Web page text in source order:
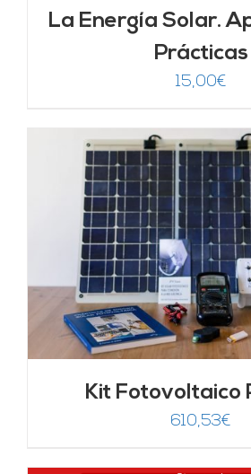
La Energía Solar.
Prácticas
15,00€
Kit Fotovoltaico
610,53€